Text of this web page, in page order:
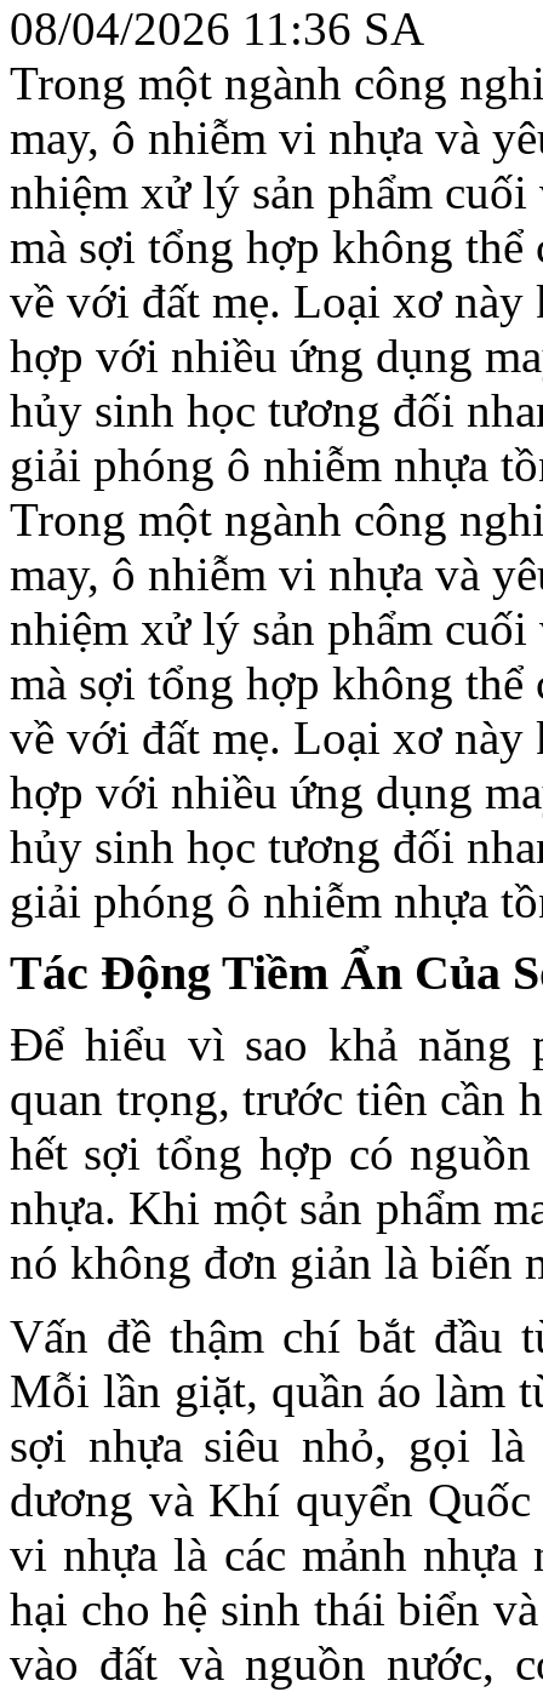
08/04/2026 11:36 SA
Trong một ngành công
may, ô nhiễm vi nhựa và
nhiệm xử lý sản phẩm
mà sợi tổng hợp không
về với đất mẹ. Loại xơ
hợp với nhiều ứng dụng
hủy sinh học tương đối
giải phóng ô nhiễm nhựa
Trong một ngành công
may, ô nhiễm vi nhựa và
nhiệm xử lý sản phẩm
mà sợi tổng hợp không
về với đất mẹ. Loại xơ
hợp với nhiều ứng dụng
hủy sinh học tương đối
giải phóng ô nhiễm nhựa
Tác Động Tiềm Ẩn Của
Để hiểu vì sao khả năng
quan trọng, trước tiên cần
hết sợi tổng hợp có
nhựa. Khi một sản phẩm
nó không đơn giản là biến
Vấn đề thậm chí bắt đầu
Mỗi lần giặt, quần áo làm
sợi nhựa siêu nhỏ, gọi
dương và Khí quyển
vi nhựa là các mảnh
hại cho hệ sinh thái biển
vào đất và nguồn nước,